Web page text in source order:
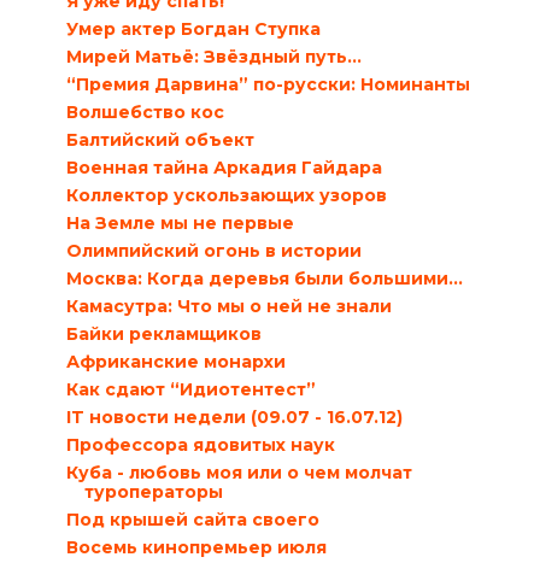
Умер актер Богдан Ступка
Мирей Матьё: Звёздный путь…
“Премия Дарвина” по-русски: Номинанты
Волшебство кос
Балтийский объект
Военная тайна Аркадия Гайдара
Коллектор ускользающих узоров
На Земле мы не первые
Олимпийский огонь в истории
Москва: Когда деревья были большими…
Камасутра: Что мы о ней не знали
Байки рекламщиков
Африканские монархи
Как сдают “Идиотентест”
IT новости недели (09.07 - 16.07.12)
Профессора ядовитых наук
Куба - любовь моя или о чем молчат
туроператоры
Под крышей сайта своего
Восемь кинопремьер июля